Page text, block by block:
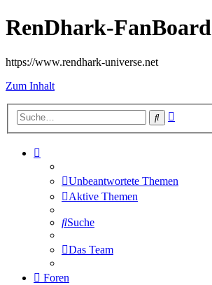
RenDhark-FanBoard
https://www.rendhark-universe.net
Zum Inhalt
Suche
Unbeantwortete Themen
Aktive Themen
Suche
Das Team
Foren